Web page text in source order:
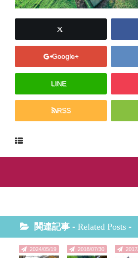
Google+
LINE
RSS
関連記事 - Related Posts -
2024/05/19 2018/07/30